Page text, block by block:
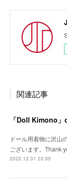
関連記事
「Doll Kimono
ドール用着物に沢山
ございます。Thank
2022.12.31 23:00